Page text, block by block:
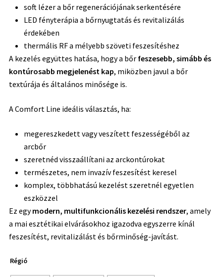
soft lézer a bőr regenerációjának serkentésére
LED fényterápia a bőrnyugtatás és revitalizálás
érdekében
thermális RF a mélyebb szöveti feszesítéshez
A kezelés együttes hatása, hogy a bőr feszesebb, simább és
kontúrosabb megjelenést kap, miközben javul a bőr
textúrája és általános minősége is.
A Comfort Line ideális választás, ha:
megereszkedett vagy veszített feszességéből az
arcbőr
szeretnéd visszaállítani az arckontúrokat
természetes, nem invazív feszesítést keresel
komplex, többhatású kezelést szeretnél egyetlen
eszközzel
Ez egymodern, multifunkcionális kezelési rendszer, amely
a mai esztétikai elvárásokhoz igazodva egyszerre kínál
feszesítést, revitalizálást és bőrminőség-javítást.
Régió